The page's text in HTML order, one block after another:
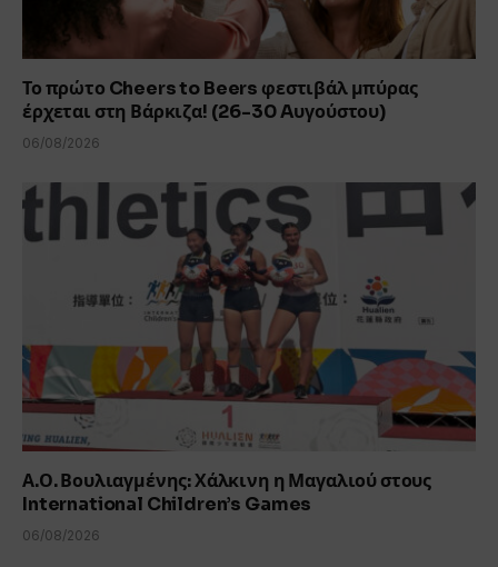
Το πρώτο Cheers to Beers φεστιβάλ μπύρας
έρχεται στη Βάρκιζα! (26-30 Aυγούστου)
06/08/2026
Α.Ο. Βουλιαγμένης: Χάλκινη η Μαγαλιού στους
International Children’s Games
06/08/2026